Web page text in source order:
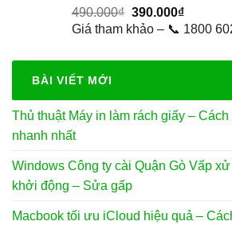
490.000₫ Giá
gốc
490.000₫.
390.000₫Giá
hiện
là:
Giá tham khảo – 📞 1800
BÀI VIẾT MỚI
Thủ thuật Máy in làm rách giấy –
nhanh nhất
Windows Công ty cài Quận Gò Vấp
khởi động – Sửa gấp
Macbook tối ưu iCloud hiệu quả –